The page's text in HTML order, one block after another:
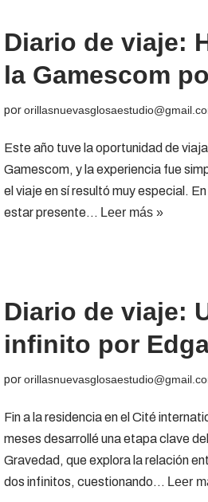
Diario de viaje:
la Gamescom
por
Este año tuve la oportunidad de
Gamescom, y la experiencia fue
el viaje en sí resultó muy especial.
estar presente… Leer más »
Diario de viaje:
infinito por
por
Fin a la residencia en el Cité
meses desarrollé una etapa clave
Gravedad, que explora la relación
dos infinitos, cuestionando… Leer